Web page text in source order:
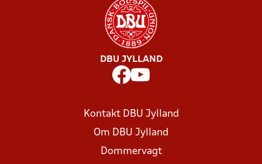
DBU JYLLAND
Kontakt DBU Jylland
Om DBU Jylland
Dommervagt